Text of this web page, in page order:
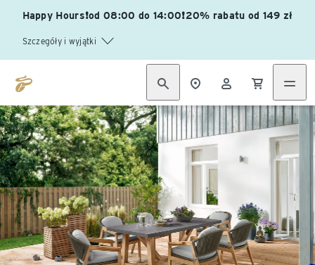
Happy Hours❗od 08:00 do 14:00❗20% rabatu od 149 zł
Szczegóły i wyjątki